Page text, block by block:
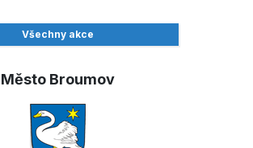
Všechny akce
Město Broumov